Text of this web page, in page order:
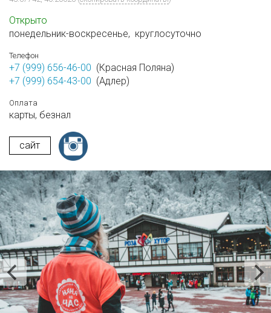
Открыто
понедельник-воскресенье, круглосуточно
Телефон
+7 (999) 656-46-00 (Красная Поляна)
+7 (999) 654-43-00 (Адлер)
Оплата
карты, безнал
сайт